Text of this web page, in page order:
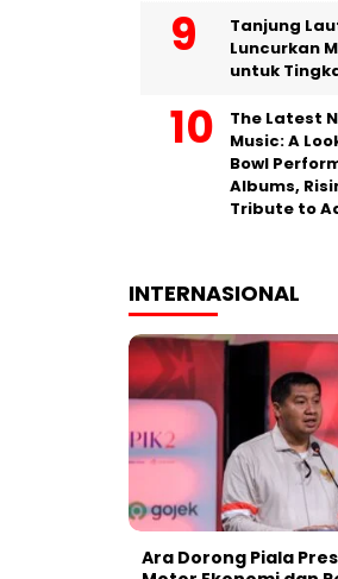
Tanjung
Luncurkan
untuk
The Latest
Music: A
Bowl
Albums,
Tribute to
INTERNASIONAL
Ara Dorong Piala